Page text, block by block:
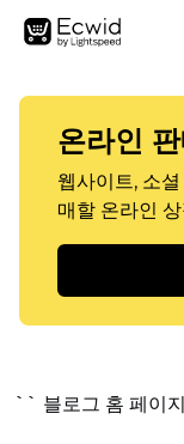
온라인
웹사이트, 소
매할 온라인
`` 블로그 홈 페이